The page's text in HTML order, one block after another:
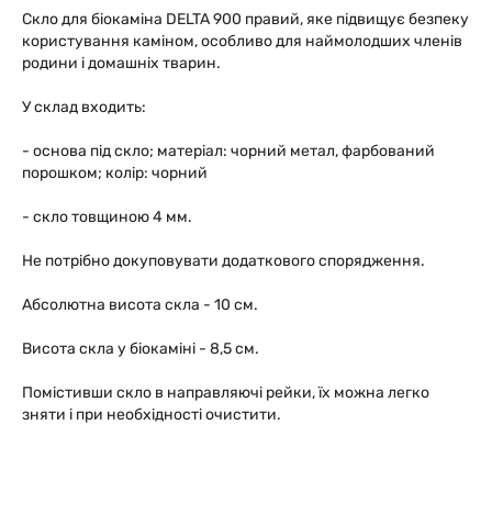
Скло для біокаміна DELTA 900 правий, яке підвищує безпеку
користування каміном, особливо для наймолодших членів
родини і домашніх тварин.
У склад входить:
- основа під скло; матеріал: чорний метал, фарбований
порошком; колір: чорний
- скло товщиною 4 мм.
Не потрібно докуповувати додаткового спорядження.
Абсолютна висота скла - 10 см.
Висота скла у біокаміні - 8,5 см.
Помістивши скло в направляючі рейки, їх можна легко
зняти і при необхідності очистити.